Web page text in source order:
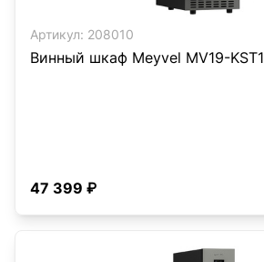
Артикул: 208010
Винный шкаф Meyvel MV19-KST1
47 399 ₽